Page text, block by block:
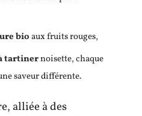
bioaux fruits rouges,
tartinernoisette, chaque
saveur différente.
alliée à des